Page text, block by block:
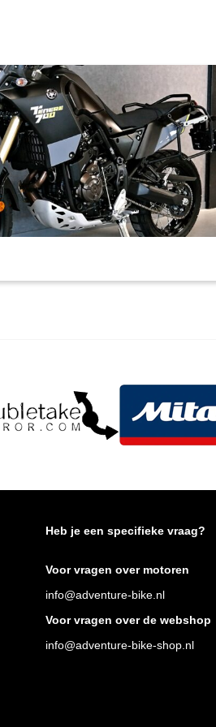
Heb je een specifieke vraag?
Voor vragen over motoren
info@adventure-bike.nl
Voor vragen over de webshop
info@adventure-bike-shop.nl